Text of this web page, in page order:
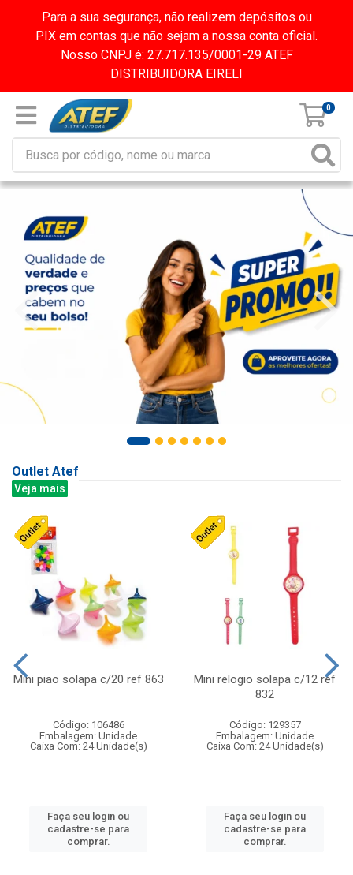
Para a sua segurança, não realizem depósitos ou
PIX em contas que não sejam a nossa conta oficial.
Nosso CNPJ é: 27.717.135/0001-29 ATEF
DISTRIBUIDORA EIRELI
0
Outlet Atef
Veja mais
Mini piao solapa c/20 ref 863
Código: 106486
Embalagem: Unidade
Caixa Com: 24 Unidade(s)
Faça seu login ou
cadastre-se para
comprar.
Mini relogio solapa c/12 ref
832
Código: 129357
Embalagem: Unidade
Caixa Com: 24 Unidade(s)
Faça seu login ou
cadastre-se para
comprar.